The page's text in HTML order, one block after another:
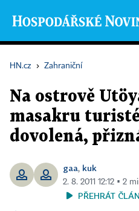
HN.cz › Zahraniční
Na ostrově
masakru
dovolená,
gaa, kuk
2. 8. 2011 12:12 ▪ 2
PŘEHRÁT